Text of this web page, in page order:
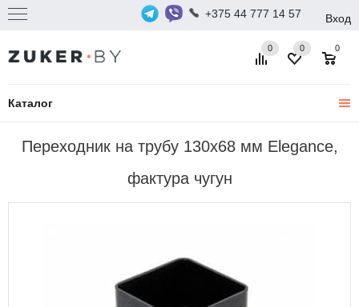
+375 44 777 14 57 Вход
Каталог
0 0
0
Переходник на трубу 130х68 мм Elegance,
фактура чугун